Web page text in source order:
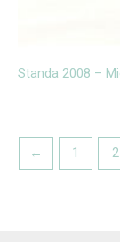
Standa 2008 –
← 1 2